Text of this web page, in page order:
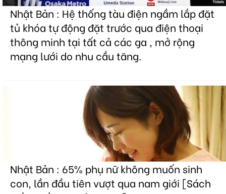
Nhật Bản : Hệ thống tàu điện ngầm lắp đặt
tủ khóa tự động đặt trước qua điện thoại
thông minh tại tất cả các ga , mở rộng
mạng lưới do nhu cầu tăng.
Nhật Bản : 65% phụ nữ không muốn sinh
con, lần đầu tiên vượt qua nam giới [Sách